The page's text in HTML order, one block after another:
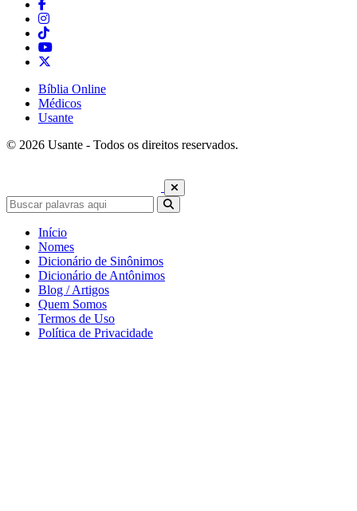
Bíblia Online
Médicos
Usante
© 2026 Usante - Todos os direitos reservados.
Início
Nomes
Dicionário de Sinônimos
Dicionário de Antônimos
Blog / Artigos
Quem Somos
Termos de Uso
Política de Privacidade